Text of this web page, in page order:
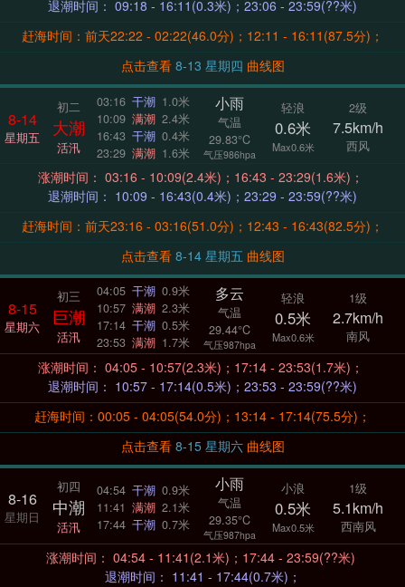
退潮时间： 09:18 - 16:11(0.3米)；23:06 - 23:59(??米)
赶海时间：前天22:22 - 02:22(46.0分)；12:11 - 16:11(87.5分)；
点击查看
8-13 星期四 曲线图
8-14
星期五
初二
大潮
活汛
03:16 干潮 1.0米
10:09 满潮 2.4米
16:43 干潮 0.4米
23:29 满潮 1.6米
小雨
气温
29.83°C
气压986hpa
轻浪
0.6米
Max0.6米
2级
7.5km/h
西风
涨潮时间： 03:16 - 10:09(2.4米)；16:43 - 23:29(1.6米)；
退潮时间： 10:09 - 16:43(0.4米)；23:29 - 23:59(??米)
赶海时间：前天23:16 - 03:16(51.0分)；12:43 - 16:43(82.5分)；
点击查看
8-14 星期五 曲线图
8-15
星期六
初三
巨潮
活汛
04:05 干潮 0.9米
10:57 满潮 2.3米
17:14 干潮 0.5米
23:53 满潮 1.7米
多云
气温
29.44°C
气压987hpa
轻浪
0.5米
Max0.6米
1级
2.7km/h
南风
涨潮时间： 04:05 - 10:57(2.3米)；17:14 - 23:53(1.7米)；
退潮时间： 10:57 - 17:14(0.5米)；23:53 - 23:59(??米)
赶海时间：00:05 - 04:05(54.0分)；13:14 - 17:14(75.5分)；
点击查看
8-15 星期六 曲线图
8-16
星期日
初四
中潮
活汛
04:54 干潮 0.9米
11:41 满潮 2.1米
17:44 干潮 0.7米
小雨
气温
29.35°C
气压987hpa
小浪
0.5米
Max0.5米
1级
5.1km/h
西南风
涨潮时间： 04:54 - 11:41(2.1米)；17:44 - 23:59(??米)
退潮时间： 11:41 - 17:44(0.7米)；